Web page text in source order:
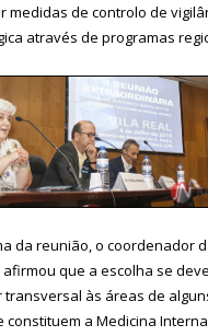
medidas de controlo de
através de programas
da reunião, o coordenador
afirmou que a escolha se
transversal às áreas de
constituem a Medicina